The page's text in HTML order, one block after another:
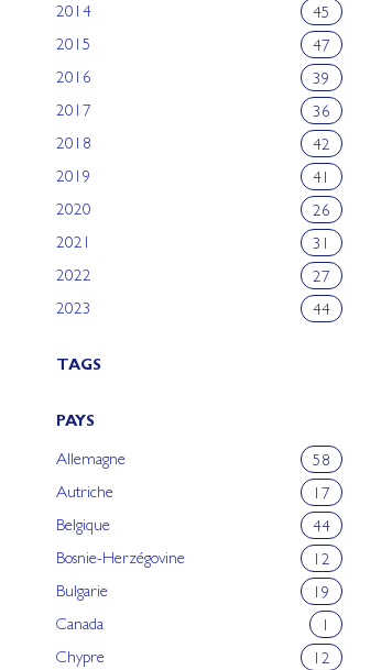
2014
45
2015
47
2016
39
2017
36
2018
42
2019
41
2020
26
2021
31
2022
27
2023
44
TAGS
PAYS
Allemagne
58
Autriche
17
Belgique
44
Bosnie-Herzégovine
12
Bulgarie
19
Canada
1
Chypre
12